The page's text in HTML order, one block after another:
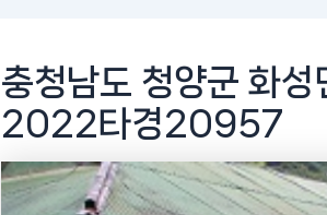
충청남도 청양군 화
2022타경20957